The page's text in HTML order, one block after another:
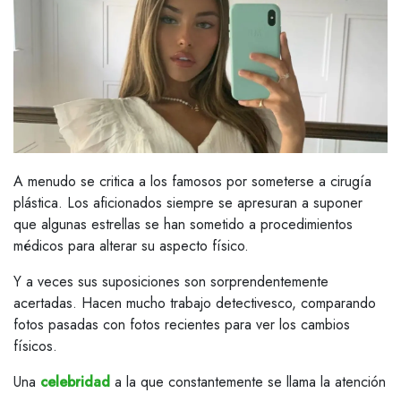
A menudo se critica a los famosos por someterse a cirugía
plástica. Los aficionados siempre se apresuran a suponer
que algunas estrellas se han sometido a procedimientos
médicos para alterar su aspecto físico.
Y a veces sus suposiciones son sorprendentemente
acertadas. Hacen mucho trabajo detectivesco, comparando
fotos pasadas con fotos recientes para ver los cambios
físicos.
Una celebridad a la que constantemente se llama la atención